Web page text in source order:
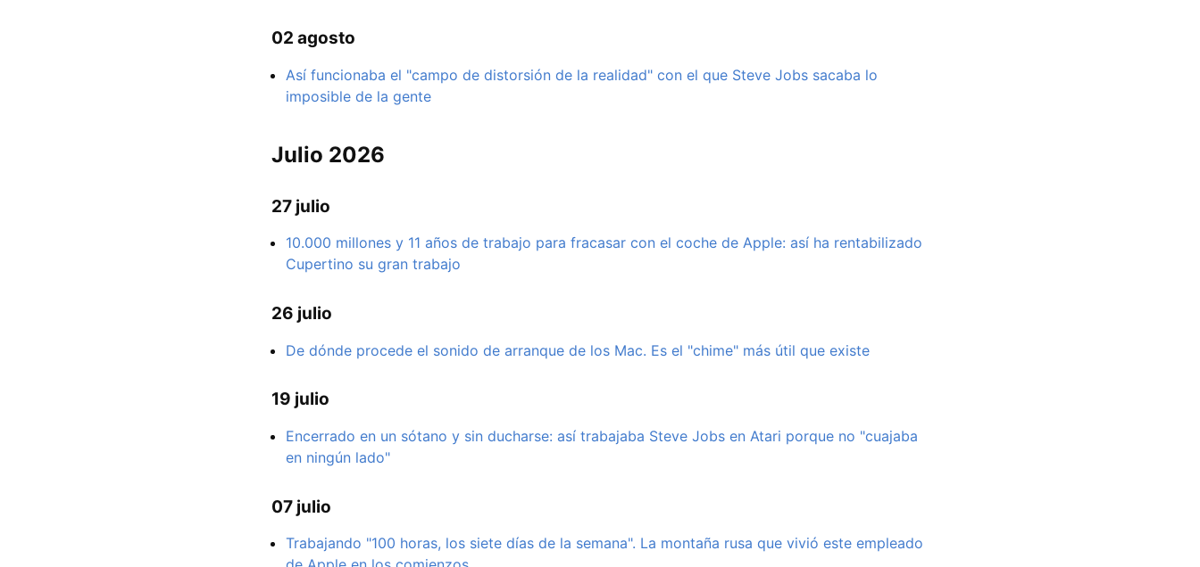
02 agosto
Así funcionaba el "campo de distorsión de la realidad" con el que Steve Jobs sacaba lo
imposible de la gente
Julio 2026
27 julio
10.000 millones y 11 años de trabajo para fracasar con el coche de Apple: así ha rentabilizado
Cupertino su gran trabajo
26 julio
De dónde procede el sonido de arranque de los Mac. Es el "chime" más útil que existe
19 julio
Encerrado en un sótano y sin ducharse: así trabajaba Steve Jobs en Atari porque no "cuajaba
en ningún lado"
07 julio
Trabajando "100 horas, los siete días de la semana". La montaña rusa que vivió este empleado